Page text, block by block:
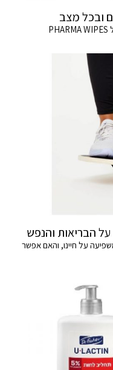
ובכל מצב
הבריאות והנפש
על חיינו, והאם אפשר